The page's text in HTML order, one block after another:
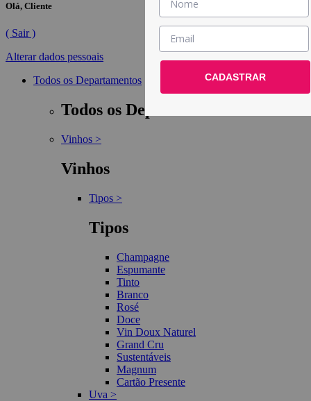
Olá, Cliente
( Sair )
Alterar dados pessoais
Todos os Departamentos
Todos os Departamentos
Vinhos >
Vinhos
Tipos >
Tipos
Champagne
Espumante
Tinto
Branco
Rosé
Doce
Vin Doux Naturel
Grand Cru
Sustentáveis
Magnum
Cartão Presente
Uva >
CADASTRAR